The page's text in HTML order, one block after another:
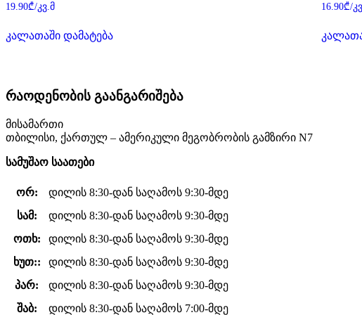
შეფასება
0
5-
დან
19.90₾/კვ.მ
კალათაში დამატება
შეფასება
0
5-
დან
16.90₾/
რაოდენობის გაანგარიშება
მისამართი
თბილისი, ქართულ – ამერიკული მეგობრობის გამზირი N7
სამუშაო საათები
ორ:
დილის 8:30-დან საღამოს 9:30-მდე
სამ:
დილის 8:30-დან საღამოს 9:30-მდე
ოთხ:
დილის 8:30-დან საღამოს 9:30-მდე
ხუთ::
დილის 8:30-დან საღამოს 9:30-მდე
პარ:
დილის 8:30-დან საღამოს 9:30-მდე
შაბ:
დილის 8:30-დან საღამოს 7:00-მდე